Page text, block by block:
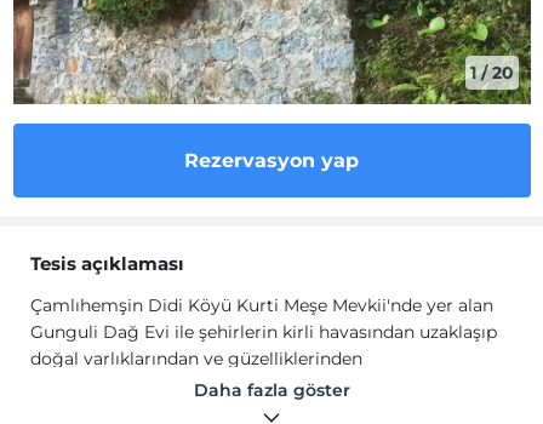
1/20
Rezervasyon yap
Tesis açıklaması
Çamlıhemşin Didi Köyü Kurti Meşe Mevkii'nde yer alan
Gunguli Dağ Evi ile şehirlerin kirli havasından uzaklaşıp
doğal varlıklarından ve güzelliklerinden
yararlanabilirsiniz. 900 metre yükseklikte bulunan ve
çevresi çay bahçesiyle çevrili olan dağ evinde doğanın
Daha fazla göster